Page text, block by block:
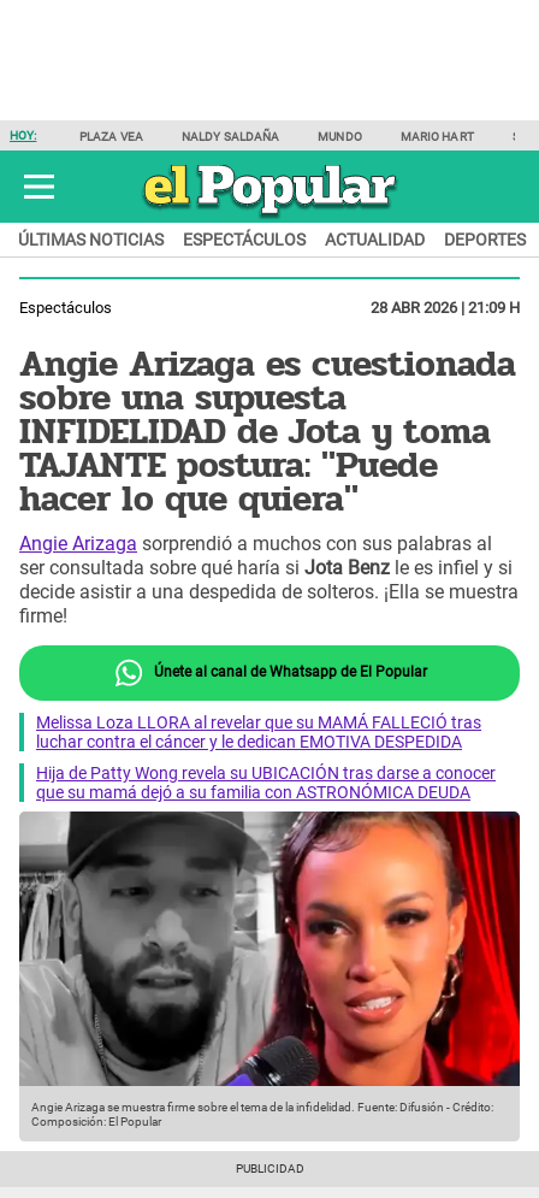
HOY: PLAZA VEA NALDY SALDAÑA MUNDO MARIO HART
ÚLTIMAS NOTICIAS ESPECTÁCULOS ACTUALIDAD DEPORTES
Espectáculos 28 ABR 2026 | 21:09 H
Angie Arizaga es cuestionada
sobre una supuesta
INFIDELIDAD de Jota y toma
TAJANTE postura: "Puede
hacer lo que quiera"
Angie Arizaga sorprendió a muchos con sus palabras al
ser consultada sobre qué haría si Jota Benz le es infiel y si
decide asistir a una despedida de solteros. ¡Ella se muestra
firme!
Únete al canal de Whatsapp de El Popular
Melissa Loza LLORA al revelar que su MAMÁ FALLECIÓ tras
luchar contra el cáncer y le dedican EMOTIVA DESPEDIDA
Hija de Patty Wong revela su UBICACIÓN tras darse a conocer
que su mamá dejó a su familia con ASTRONÓMICA DEUDA
Angie Arizaga se muestra firme sobre el tema de la infidelidad. Fuente: Difusión -Crédito:
Composición: El Popular